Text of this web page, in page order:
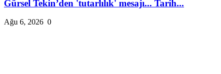
Gürsel Tekin’den 'tutarlılık' mesajı... Tarih...
Ağu 6, 2026 0